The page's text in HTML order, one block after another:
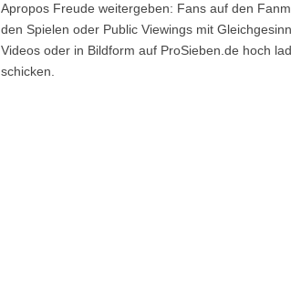
Apropos Freude weitergeben: Fans auf den
den Spielen oder Public Viewings mit
Videos oder in Bildform auf ProSieben.de hoch
schicken.